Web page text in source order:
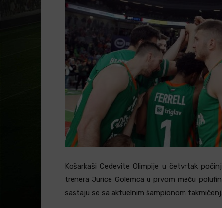
Košarkaši Cedevite Olimpije u četvrtak
trenera Jurice Golemca u prvom meču
sastaju se sa aktuelnim šampionom